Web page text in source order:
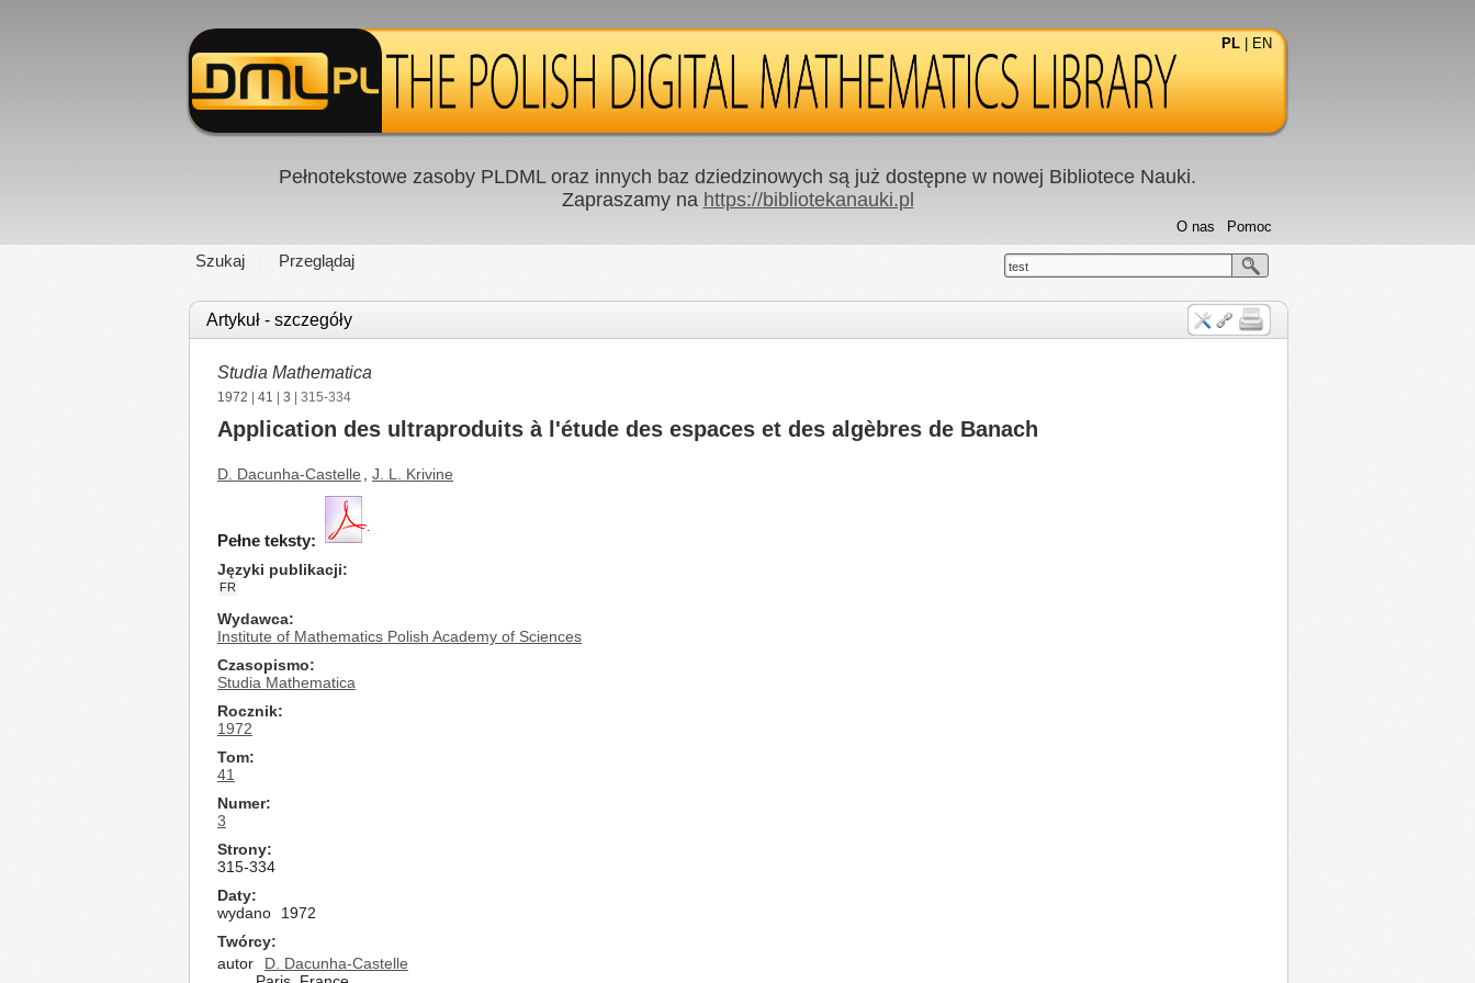
PL EN
Pełnotekstowe zasoby PLDML oraz innych baz dziedzinowych są już dostępne w nowej Bibliotece Nauki.
Zapraszamy na https://bibliotekanauki.pl
Szukaj Przeglądaj
Pomoc
O nas
test
Artykuł - szczegóły
Studia Mathematica
1972 41 3 | 315-334
Application des ultraproduits à l'étude des espaces et des algèbres de Banach
D. Dacunha-Castelle J. L. Krivine
Pełne teksty:
Języki publikacji
FR
Wydawca
Institute of Mathematics Polish Academy of Sciences
Czasopismo
Studia Mathematica
Rocznik
1972
Tom
41
Numer
3
Strony
315-334
Daty
wydano
1972
Twórcy
autor
D. Dacunha-Castelle